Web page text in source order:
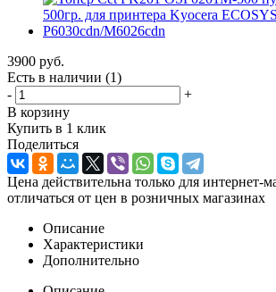
3900 руб.
Есть в наличии (1)
-
+
В корзину
Купить в 1 клик
Поделиться
Цена действительна только для интернет-
отличаться от цен в розничных магазинах
Описание
Характеристики
Дополнительно